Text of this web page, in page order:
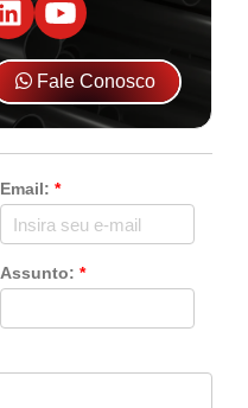
Fale Conosco
Email: *
Assunto: *